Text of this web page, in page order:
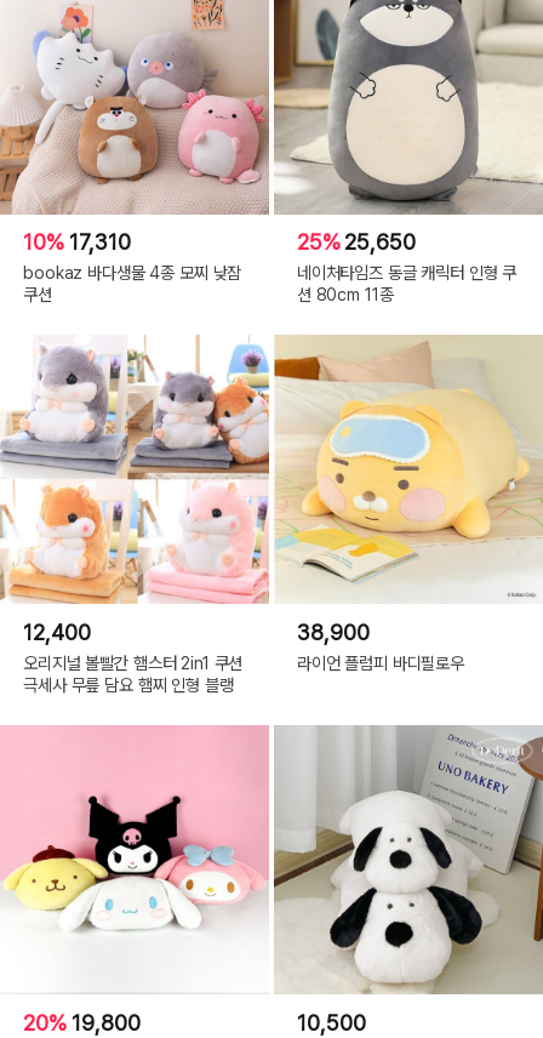
10% 17,310
bookaz 바다생물 4종 모찌 낮잠
쿠션
25%25,650
네이처타임즈 동글 캐릭터 인형 쿠
션 80cm 11종
12,400
오리지널 볼빨간 햄스터 2in1 쿠션
극세사 무릎 담요 햄찌 인형 블랭
38,900
라이언 플럼피 바디필로우
20% 19,800 10,500